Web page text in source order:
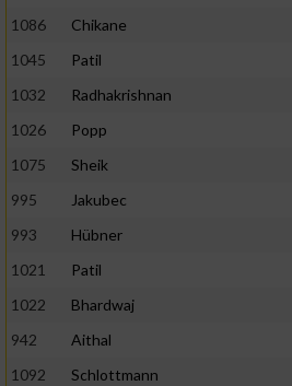
1086
Chikane
1045
Patil
1032
Radhakrishnan
1026
Popp
1075
Sheik
995
Jakubec
993
Hübner
1021
Patil
1022
Bhardwaj
942
Aithal
1092
Schlottmann